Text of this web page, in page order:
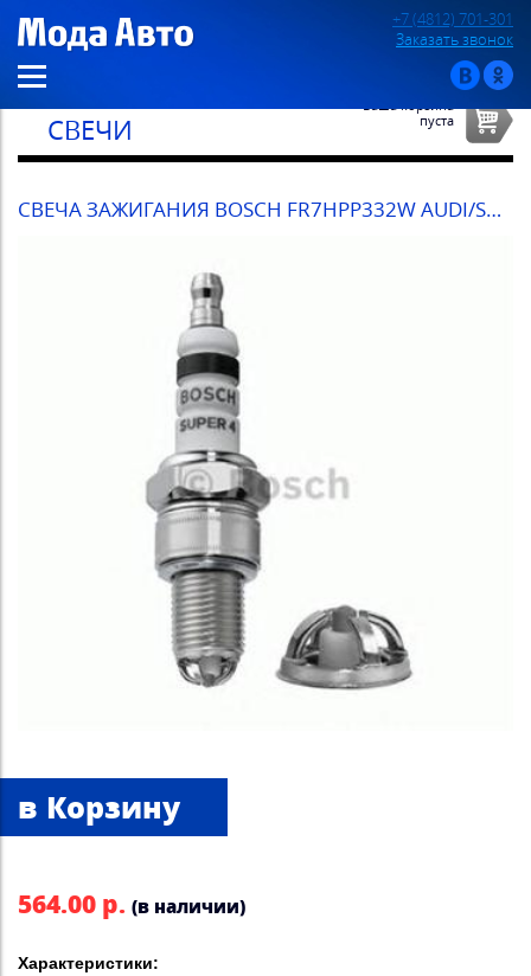
+7 (4812) 701-301
Заказать звонок
СВЕЧИ
Ваша корзина
пуста
СВЕЧА ЗАЖИГАНИЯ BOSCH FR7HPP332W AUDI/SCODA/VW
564.00 р. (в наличии)
Характеристики: